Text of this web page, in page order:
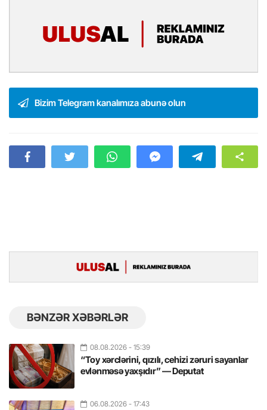
Bizim Telegram kanalımıza abunə olun
BƏNZƏR XƏBƏRLƏR
08.08.2026 - 15:39
“Toy xərclərini, qızılı, cehizi zəruri sayanlar
evlənməsə yaxşıdır” — Deputat
06.08.2026 - 17:43